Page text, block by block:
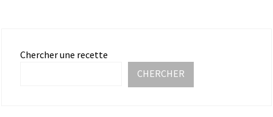
Chercher une recette
CHERCHER